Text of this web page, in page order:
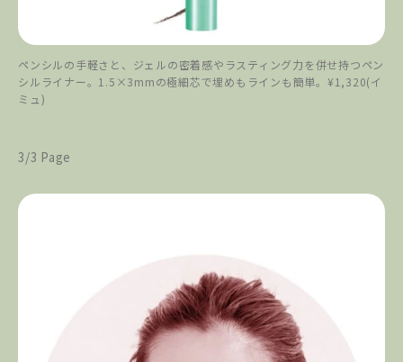
ペンシルの手軽さと、ジェルの密着感やラスティング力を併せ持つペン
シルライナー。1.5×3mmの極細芯で埋めもラインも簡単。¥1,320(イ
ミュ)
3/3 Page